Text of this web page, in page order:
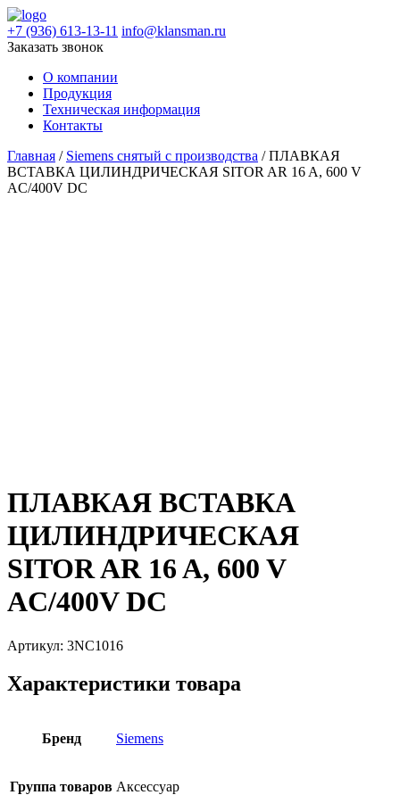
+7 (936) 613-13-11 info@klansman.ru
Заказать звонок
О компании
Продукция
Техническая информация
Контакты
Главная / Siemens снятый с производства / ПЛАВКАЯ
ВСТАВКА ЦИЛИНДРИЧЕСКАЯ SITOR AR 16 A, 600 V
AC/400V DC
ПЛАВКАЯ ВСТАВКА
ЦИЛИНДРИЧЕСКАЯ
SITOR AR 16 A, 600 V
AC/400V DC
Артикул: 3NC1016
Характеристики товара
Бренд Siemens
Группа товаров Аксессуар